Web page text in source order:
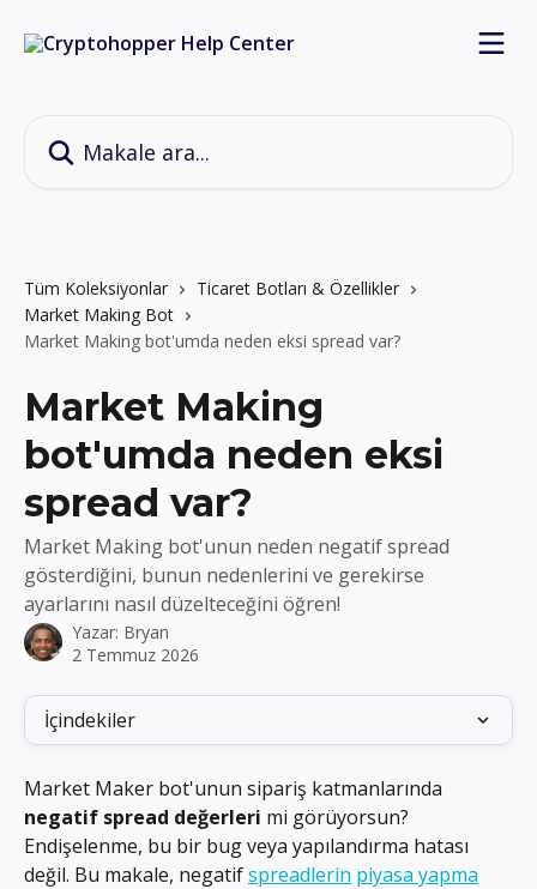
Tüm Koleksiyonlar
Ticaret Botları & Özellikler
Market Making Bot
Market Making bot'umda neden eksi spread var?
Market Making
bot'umda neden eksi
spread var?
Market Making bot'unun neden negatif spread
gösterdiğini, bunun nedenlerini ve gerekirse
ayarlarını nasıl düzelteceğini öğren!
Yazar: Bryan
2 Temmuz 2026
İçindekiler
Market Maker bot'unun sipariş katmanlarında
negatif spread değerleri mi görüyorsun?
Endişelenme, bu bir bug veya yapılandırma hatası
değil. Bu makale, negatif spreadlerin piyasa yapma